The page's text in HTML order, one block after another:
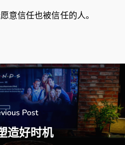
意信任也被信任的人。
Post
造好时机